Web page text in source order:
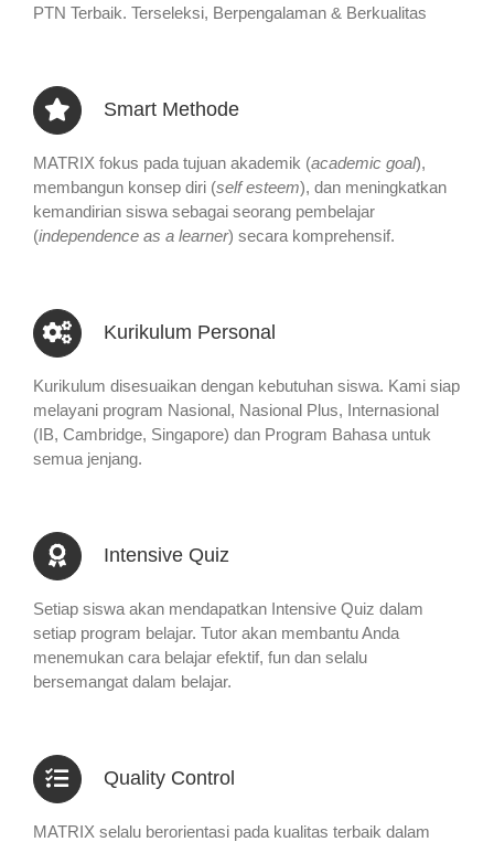
PTN Terbaik. Terseleksi, Berpengalaman & Berkualitas
Smart Methode
MATRIX fokus pada tujuan akademik (academic goal),
membangun konsep diri (self esteem), dan meningkatkan
kemandirian siswa sebagai seorang pembelajar
(independence as a learner) secara komprehensif.
Kurikulum Personal
Kurikulum disesuaikan dengan kebutuhan siswa. Kami siap
melayani program Nasional, Nasional Plus, Internasional
(IB, Cambridge, Singapore) dan Program Bahasa untuk
semua jenjang.
Intensive Quiz
Setiap siswa akan mendapatkan Intensive Quiz dalam
setiap program belajar. Tutor akan membantu Anda
menemukan cara belajar efektif, fun dan selalu
bersemangat dalam belajar.
Quality Control
MATRIX selalu berorientasi pada kualitas terbaik dalam